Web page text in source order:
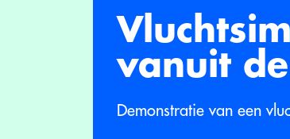
vanuit
Demonstratie van een